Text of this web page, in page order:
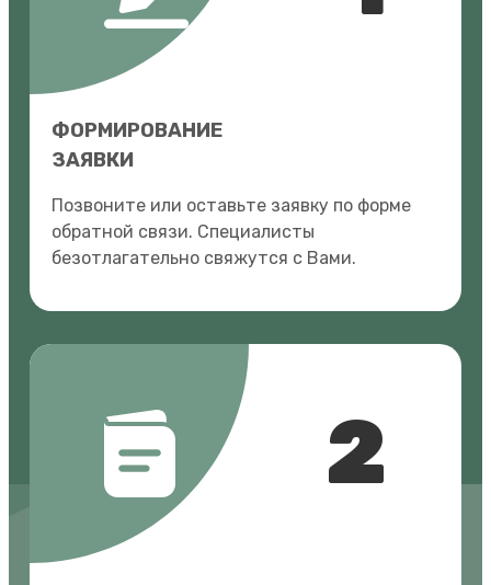
ФОРМИРОВАНИЕ
ЗАЯВКИ
Позвоните или оставьте заявку по форме
обратной связи. Специалисты
безотлагательно свяжутся с Вами.
2